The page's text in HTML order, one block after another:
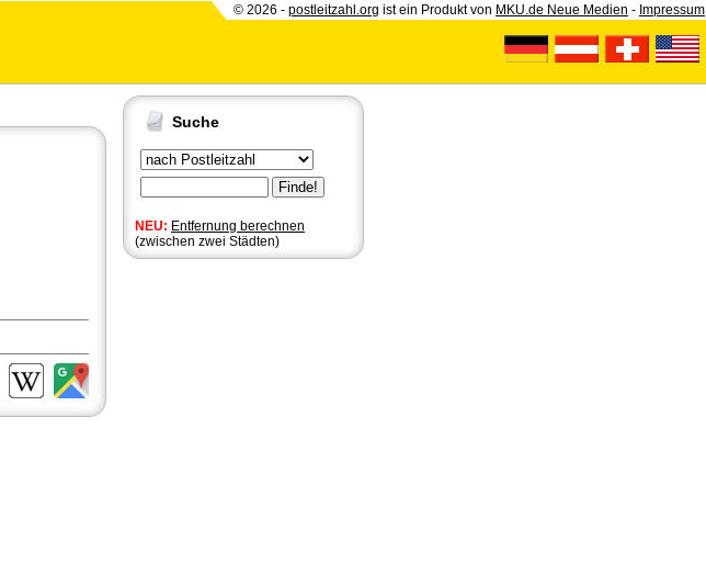
© 2026 - postleitzahl.org ist ein Produkt von MKU.de Neue Medien - Impressum
Suche
NEU: Entfernung berechnen
(zwischen zwei Städten)